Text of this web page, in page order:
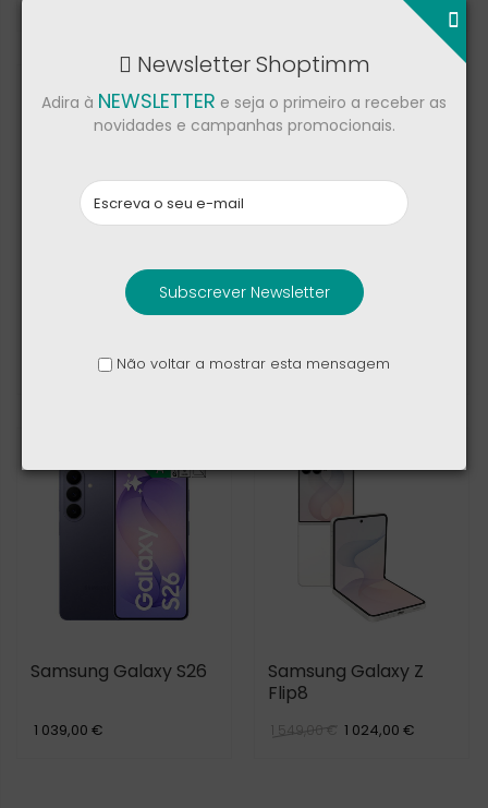
Apple iPhone 17 Pro
1 349,00 € 1 264,00 €
Honor Magic V5
1 619,00 € 1 169,00 €
Samsung Galaxy S26
1 039,00 €
Samsung Galaxy Z
Flip8
1 549,00 € 1 024,00 €
Newsletter Shoptimm
Adira à NEWSLETTER e seja o primeiro a receber as
novidades e campanhas promocionais.
Subscrever Newsletter
Não voltar a mostrar esta mensagem